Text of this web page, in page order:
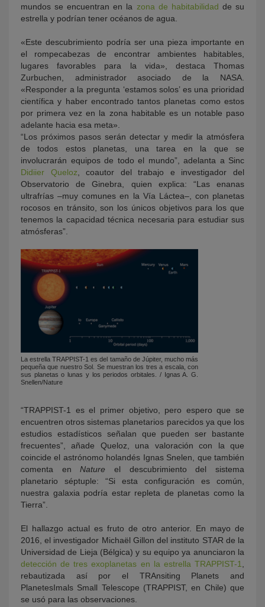
mundos se encuentran en la zona de habitabilidad de su
estrella y podrían tener océanos de agua.
«Este descubrimiento podría ser una pieza importante en
el rompecabezas de encontrar ambientes habitables,
lugares favorables para la vida», destaca Thomas
Zurbuchen, administrador asociado de la NASA.
«Responder a la pregunta ‘estamos solos’ es una prioridad
científica y haber encontrado tantos planetas como estos
por primera vez en la zona habitable es un notable paso
adelante hacia esa meta».
“Los próximos pasos serán detectar y medir la atmósfera
de todos estos planetas, una tarea en la que se
involucrarán equipos de todo el mundo”, adelanta a Sinc
Didiier Queloz , coautor del trabajo e investigador del
Observatorio de Ginebra, quien explica: “Las enanas
ultrafrías –muy comunes en la Vía Láctea–, con planetas
rocosos en tránsito, son los únicos objetivos para los que
tenemos la capacidad técnica necesaria para estudiar sus
atmósferas”.
La estrella TRAPPIST-1 es del tamaño de Júpiter, mucho más
pequeña que nuestro Sol. Se muestran los tres a escala, con
sus planetas o lunas y los periodos orbitales. / Ignas A. G.
Snellen/Nature
“TRAPPIST-1 es el primer objetivo, pero espero que se
encuentren otros sistemas planetarios parecidos ya que los
estudios estadísticos señalan que pueden ser bastante
frecuentes”, añade Queloz, una valoración con la que
coincide el astrónomo holandés Ignas Snelen, que también
comenta enNature el descubrimiento del sistema
planetario séptuple: “Si esta configuración es común,
nuestra galaxia podría estar repleta de planetas como la
Tierra”.
El hallazgo actual es fruto de otro anterior. En mayo de
2016, el investigador Michaël Gillon del instituto STAR de la
Universidad de Lieja (Bélgica) y su equipo ya anunciaron la
detección de tres exoplanetas en la estrella TRAPPIST-1
rebautizada así por el TRAnsiting Planets and
PlanetesImals Small Telescope (TRAPPIST, en Chile) que
se usó para las observaciones.